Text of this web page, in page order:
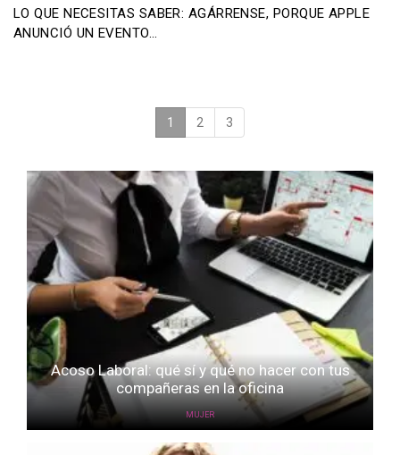
LO QUE NECESITAS SABER: AGÁRRENSE, PORQUE APPLE
ANUNCIÓ UN EVENTO…
1 (current)
2 3
Acoso Laboral: qué sí y qué no hacer con tus
compañeras en la oficina
MUJER